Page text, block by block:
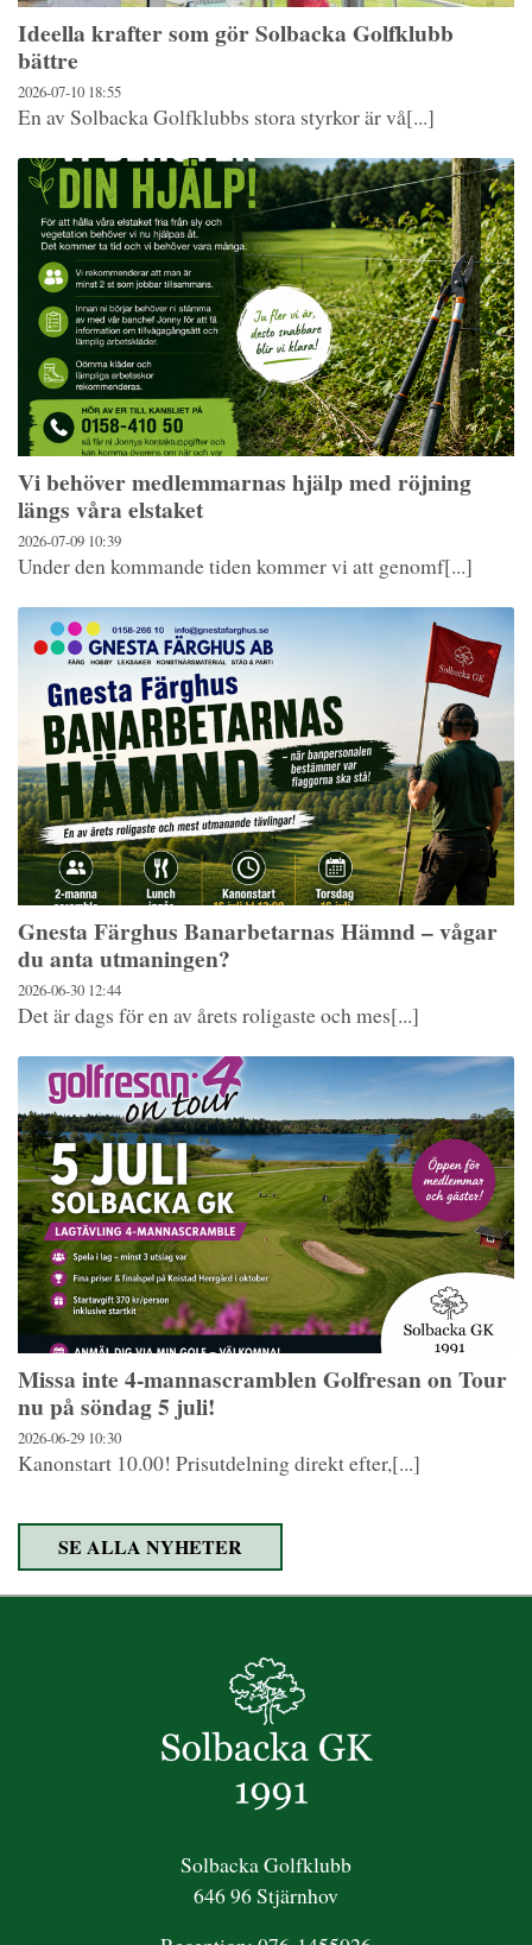
Ideella krafter som gör Solbacka Golfklubb
bättre
2026-07-10 18:55
En av Solbacka Golfklubbs stora styrkor är vå[...]
Vi behöver medlemmarnas hjälp med röjning
längs våra elstaket
2026-07-09 10:39
Under den kommande tiden kommer vi att genomf[...]
Gnesta Färghus Banarbetarnas Hämnd – vågar
du anta utmaningen?
2026-06-30 12:44
Det är dags för en av årets roligaste och mes[...]
Missa inte 4-mannascramblen Golfresan on Tour
nu på söndag 5 juli!
2026-06-29 10:30
Kanonstart 10.00! Prisutdelning direkt efter,[...]
SE ALLA NYHETER
Solbacka Golfklubb
646 96 Stjärnhov